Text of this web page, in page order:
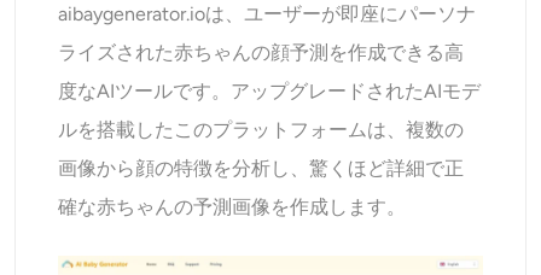
aibaygenerator.ioは、ユーザーが即座にパーソナ
ライズされた赤ちゃんの顔予測を作成できる高
度なAIツールです。アップグレードされたAIモデ
ルを搭載したこのプラットフォームは、複数の
画像から顔の特徴を分析し、驚くほど詳細で正
確な赤ちゃんの予測画像を作成します。